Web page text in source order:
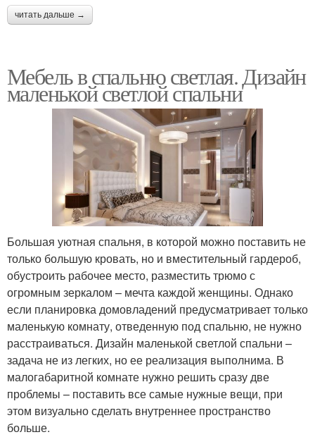
читать дальше →
Мебель в спальню светлая. Дизайн
маленькой светлой спальни
Большая уютная спальня, в которой можно поставить не
только большую кровать, но и вместительный гардероб,
обустроить рабочее место, разместить трюмо с
огромным зеркалом – мечта каждой женщины. Однако
если планировка домовладений предусматривает только
маленькую комнату, отведенную под спальню, не нужно
расстраиваться. Дизайн маленькой светлой спальни –
задача не из легких, но ее реализация выполнима. В
малогабаритной комнате нужно решить сразу две
проблемы – поставить все самые нужные вещи, при
этом визуально сделать внутреннее пространство
больше.